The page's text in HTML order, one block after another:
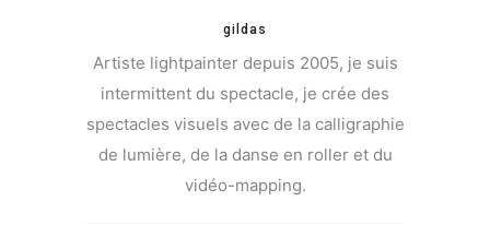
gildas
Artiste lightpainter depuis 2005, je suis
intermittent du spectacle, je crée des
spectacles visuels avec de la calligraphie
de lumière, de la danse en roller et du
vidéo-mapping.